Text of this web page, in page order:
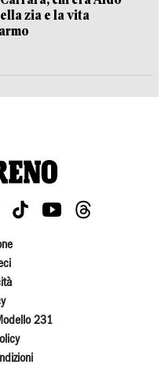
zia e la vita
231